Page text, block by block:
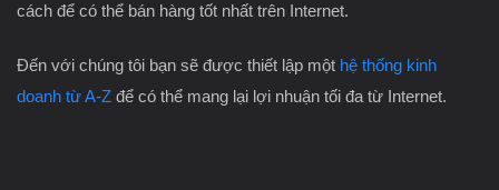
cách để có thể bán hàng tốt nhất trên Internet.
Đến với chúng tôi bạn sẽ được thiết lập một hệ thống kinh
doanh từ A-Z để có thể mang lại lợi nhuận tối đa từ Internet.